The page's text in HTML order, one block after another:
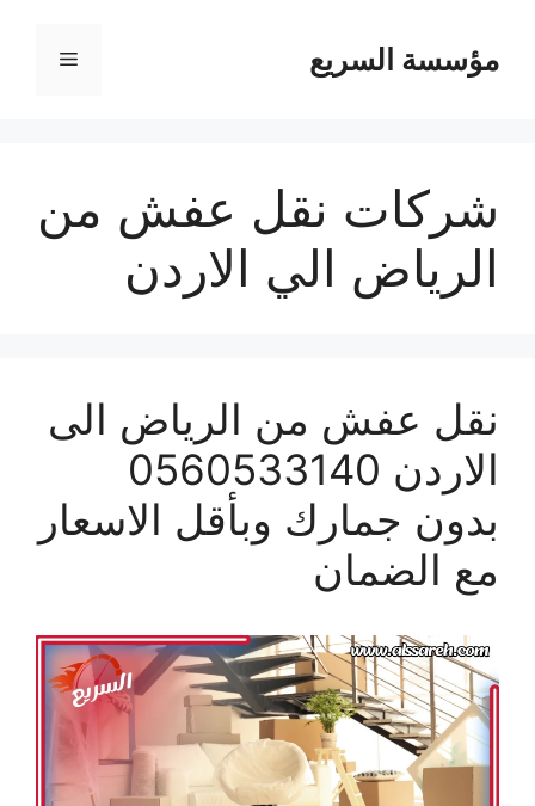
مؤسسة السريع القائمة
شركات نقل عفش من
الرياض الي الاردن
نقل عفش من الرياض الى
الاردن 0560533140
بدون جمارك وبأقل الاسعار
مع الضمان